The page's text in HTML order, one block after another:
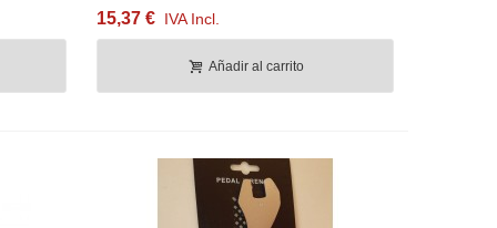
15,37 € IVA Incl.
Añadir al carrito